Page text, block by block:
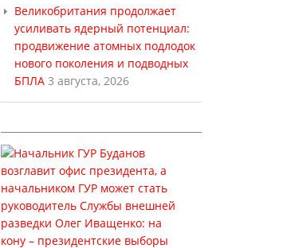
Великобритания продолжает
усиливать ядерный потенциал:
продвижение атомных подлодок
нового поколения и подводных
БПЛА 3 августа, 2026